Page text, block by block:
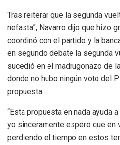
Tras reiterar que la segunda
nefasta”, Navarro dijo que hizo
coordinó con el partido y la
en segundo debate la segunda
sucedió en el madrugonazo de
donde no hubo ningún voto del
propuesta.
“Esta propuesta en nada ayuda
yo sinceramente espero que en
perdiendo el tiempo en estos